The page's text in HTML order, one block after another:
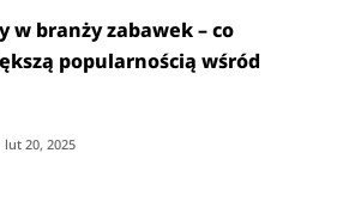
branży zabawek – co
popularnością wśród
lut 20, 2025